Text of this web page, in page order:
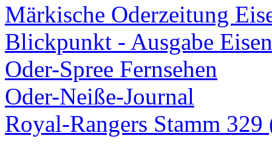
Märkische Oderzeitung
Blickpunkt - Ausgabe
Oder-Spree Fernsehen
Oder-Neiße-Journal
Royal-Rangers Stamm